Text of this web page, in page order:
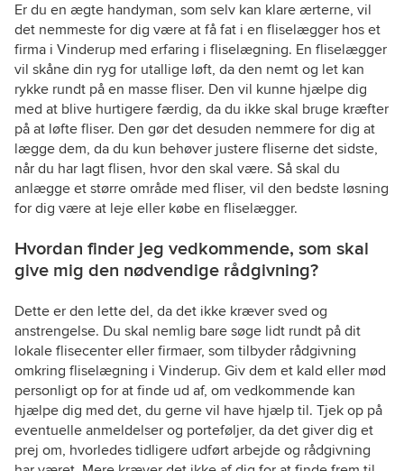
Er du en ægte handyman, som selv kan klare ærterne, vil
det nemmeste for dig være at få fat i en fliselægger hos et
firma i Vinderup med erfaring i fliselægning. En fliselægger
vil skåne din ryg for utallige løft, da den nemt og let kan
rykke rundt på en masse fliser. Den vil kunne hjælpe dig
med at blive hurtigere færdig, da du ikke skal bruge kræfter
på at løfte fliser. Den gør det desuden nemmere for dig at
lægge dem, da du kun behøver justere fliserne det sidste,
når du har lagt flisen, hvor den skal være. Så skal du
anlægge et større område med fliser, vil den bedste løsning
for dig være at leje eller købe en fliselægger.
Hvordan finder jeg vedkommende, som skal
give mig den nødvendige rådgivning?
Dette er den lette del, da det ikke kræver sved og
anstrengelse. Du skal nemlig bare søge lidt rundt på dit
lokale flisecenter eller firmaer, som tilbyder rådgivning
omkring fliselægning i Vinderup. Giv dem et kald eller mød
personligt op for at finde ud af, om vedkommende kan
hjælpe dig med det, du gerne vil have hjælp til. Tjek op på
eventuelle anmeldelser og porteføljer, da det giver dig et
prej om, hvorledes tidligere udført arbejde og rådgivning